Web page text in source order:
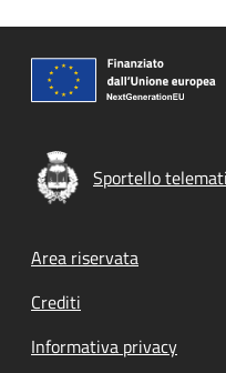
Sportello
Footer menu
Area riservata
Crediti
Informativa privacy